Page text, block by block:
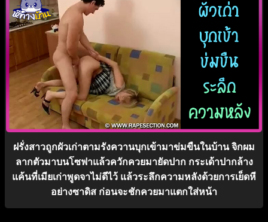
ฝรั่งสาวถูกผัวเก่าตามรังควานบุกเข้ามาข่มขืนในบ้าน จิกผม
ลากตัวมาบนโซฟาแล้วควักควยมายัดปาก กระเด้าปากล้าง
แค้นที่เมียเก่าพูดจาไม่ดีไว้ แล้วระลึกความหลังด้วยการเย็ดหี
อย่างซาดิส ก่อนจะชักควยมาแตกใส่หน้า